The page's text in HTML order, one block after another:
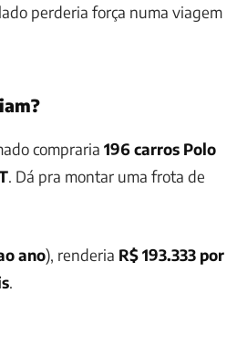
perderia força numa viagem
compraria 196 carros Polo
. Dá pra montar uma frota de
ano), renderia R$ 193.333 por
.